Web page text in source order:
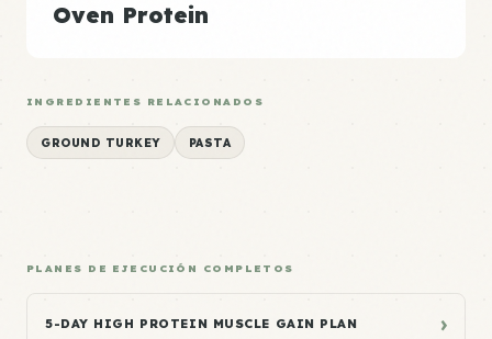
Oven Protein
INGREDIENTES RELACIONADOS
GROUND TURKEY PASTA
PLANES DE EJECUCIÓN COMPLETOS
5-DAY HIGH PROTEIN MUSCLE GAIN PLAN ›